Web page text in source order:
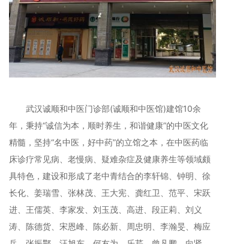
武汉诚顺和中医门诊部(诚顺和中医馆)建馆10余
年，秉持“诚信为本，顺时养生，和谐健康”的中医文化
精髓，坚持“名中医，好中药”的立馆之本，在中医药临
床诊疗常见病、老慢病、疑难杂症及健康养生等领域颇
具特色，建设和形成了老中青结合的李轩锦、钟明、徐
长化、姜瑞雪、张林茂、王大宪、龚红卫、范平、宋跃
进、王儒英、李家发、刘玉茂、高进、段正莉、刘义
涛、陈德货、宋恩峰、陈必新、周忠明、李瀚旻、梅应